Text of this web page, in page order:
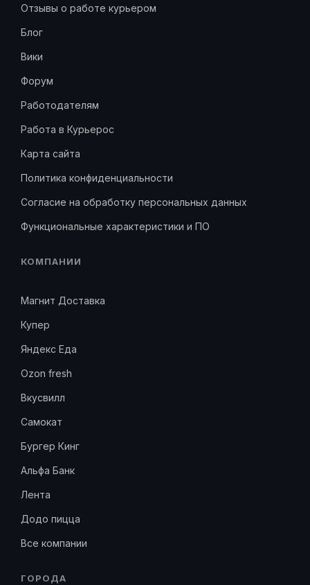
Отзывы о работе курьером
Блог
Вики
Форум
Работодателям
Работа в Курьерос
Карта сайта
Политика конфиденциальности
Согласие на обработку персональных данных
Функциональные характеристики и ПО
КОМПАНИИ
Магнит Доставка
Купер
Яндекс Еда
Ozon fresh
Вкусвилл
Самокат
Бургер Кинг
Альфа Банк
Лента
Додо пицца
Все компании
ГОРОДА